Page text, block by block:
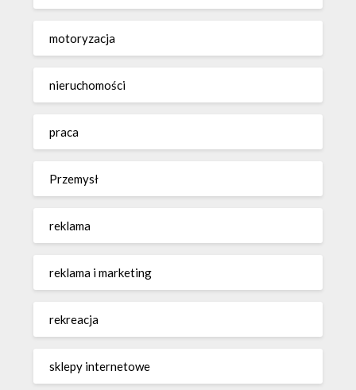
motoryzacja
nieruchomości
praca
Przemysł
reklama
reklama i marketing
rekreacja
sklepy internetowe